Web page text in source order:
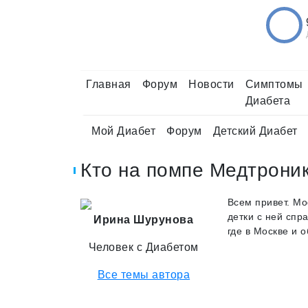
Главная Форум Новости
Симптомы
Диабета
Мой Диабет Форум Детский Диабет
Кто на помпе
Ирина Шурунова
Человек с Диабетом
Все темы автора
Всем привет.
детки с ней
где в Москве и